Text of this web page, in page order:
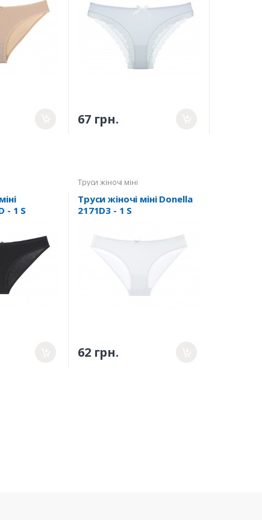
67 грн.
- 1 S
Труси жіночі міні
Труси жіночі міні Donella
2171D3 - 1 S
62 грн.